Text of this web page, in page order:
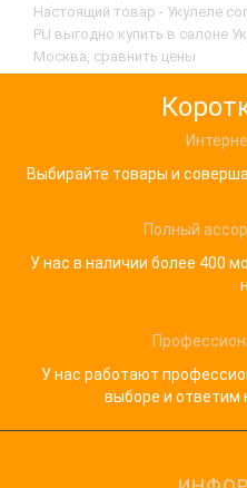
Настоящий товар - Укулеле
PU выгодно купить в салоне
Москва, сравнить цены
Выбирайте товары и
Полный
У нас в наличии более 400
У нас работают
выборе и ответим